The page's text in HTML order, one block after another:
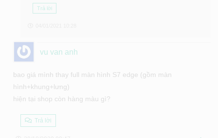
Trả lời
vu van anh
bao giá mình thay full màn hình S7 edge (gồm màn
hình+khung+lưng)
hiện tại shop còn hàng màu gì?
Trả lời